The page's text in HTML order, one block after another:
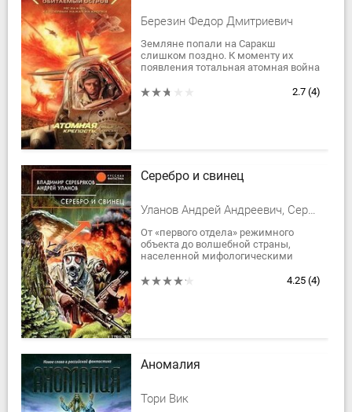
Березин Федор Дмитриевич
Земляне попали на Саракш
слишком поздно. К моменту их
появления тотальная атомная война
и народов. Там, где сейчас пустыня,
2.7 (4)
Серебро и свинец
Уланов Андрей Андреевич, Серебряков Владимир
От «первого отдела» режимного
объекта до волшебной страны,
населенной мифологическими
надо думать, что это шаг в психушку
4.25 (4)
Аномалия
Тори Вик